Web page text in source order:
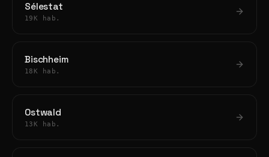
Sélestat
19K hab.
Bischheim
18K hab.
Ostwald
13K hab.